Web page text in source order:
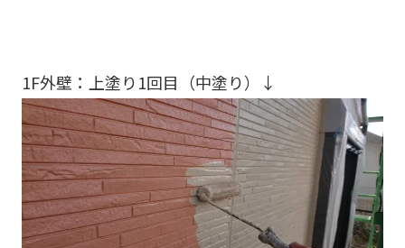
1F外壁：上塗り1回目（中塗り）↓